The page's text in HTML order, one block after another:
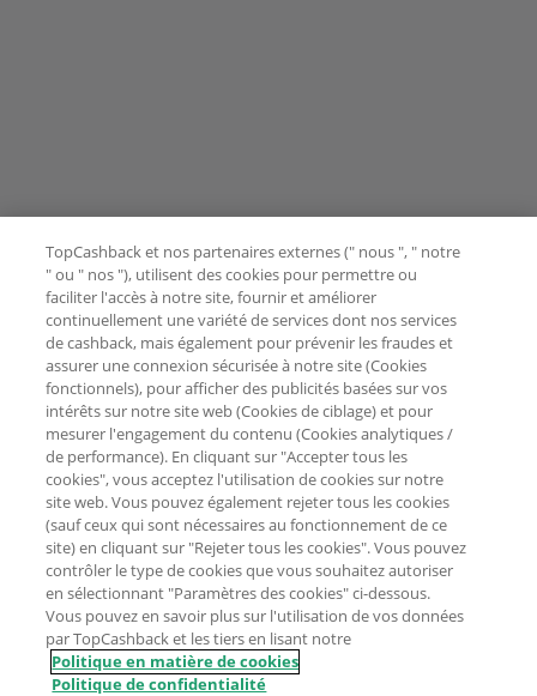
TopCashback et nos partenaires externes (" nous ", " notre
" ou " nos "), utilisent des cookies pour permettre ou
faciliter l'accès à notre site, fournir et améliorer
continuellement une variété de services dont nos services
de cashback, mais également pour prévenir les fraudes et
assurer une connexion sécurisée à notre site (Cookies
fonctionnels), pour afficher des publicités basées sur vos
intérêts sur notre site web (Cookies de ciblage) et pour
mesurer l'engagement du contenu (Cookies analytiques /
de performance). En cliquant sur "Accepter tous les
cookies", vous acceptez l'utilisation de cookies sur notre
site web. Vous pouvez également rejeter tous les cookies
(sauf ceux qui sont nécessaires au fonctionnement de ce
site) en cliquant sur "Rejeter tous les cookies". Vous pouvez
contrôler le type de cookies que vous souhaitez autoriser
en sélectionnant "Paramètres des cookies" ci-dessous.
Vous pouvez en savoir plus sur l'utilisation de vos données
par TopCashback et les tiers en lisant notre
Politique en matière de cookies
Politique de confidentialité